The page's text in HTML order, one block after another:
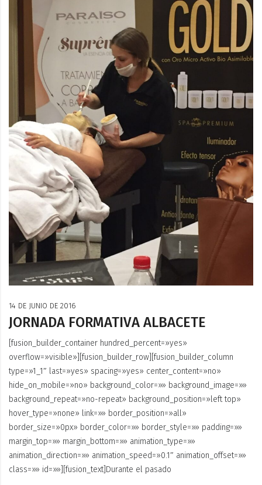
14 DE JUNIO DE 2016
JORNADA FORMATIVA ALBACETE
[fusion_builder_container hundred_percent=»yes»
overflow=»visible»][fusion_builder_row][fusion_builder_column
type=»1_1″ last=»yes» spacing=»yes» center_content=»no»
hide_on_mobile=»no» background_color=»» background_image=»»
background_repeat=»no-repeat» background_position=»left top»
hover_type=»none» link=»» border_position=»all»
border_size=»0px» border_color=»» border_style=»» padding=»»
margin_top=»» margin_bottom=»» animation_type=»»
animation_direction=»» animation_speed=»0.1″ animation_offset=»»
class=»» id=»»][fusion_text]Durante el pasado